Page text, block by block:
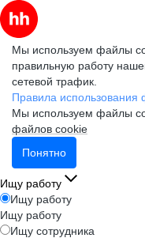
Мы используем файлы
правильную работу
сетевой трафик.
Правила использования
Мы используем файлы
файлов cookie
Понятно
Ищу работу
Ищу работу
Ищу работу
Ищу сотрудника